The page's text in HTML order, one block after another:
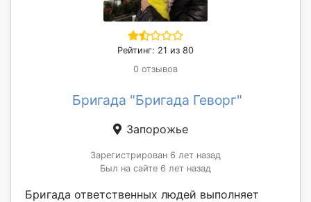
Рейтинг: 21 из 80
0 отзывов
Бригада "Бригада Геворг"
Запорожье
Зарегистрирован 6 лет назад
Был на сайте 6 лет назад
Бригада ответственных людей выполняет